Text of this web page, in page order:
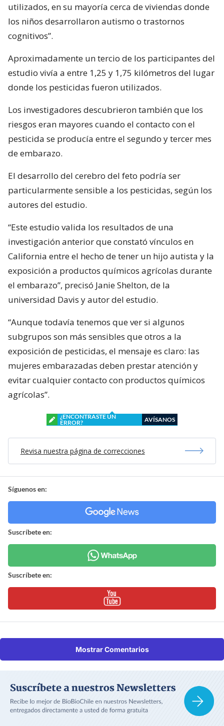
utilizados, en su mayoría cerca de viviendas donde
los niños desarrollaron autismo o trastornos
cognitivos”.
Aproximadamente un tercio de los participantes del
estudio vivía a entre 1,25 y 1,75 kilómetros del lugar
donde los pesticidas fueron utilizados.
Los investigadores descubrieron también que los
riesgos eran mayores cuando el contacto con el
pesticida se producía entre el segundo y tercer mes
de embarazo.
El desarrollo del cerebro del feto podría ser
particularmente sensible a los pesticidas, según los
autores del estudio.
“Este estudio valida los resultados de una
investigación anterior que constató vínculos en
California entre el hecho de tener un hijo autista y la
exposición a productos químicos agrícolas durante
el embarazo”, precisó Janie Shelton, de la
universidad Davis y autor del estudio.
“Aunque todavía tenemos que ver si algunos
subgrupos son más sensibles que otros a la
exposición de pesticidas, el mensaje es claro: las
mujeres embarazadas deben prestar atención y
evitar cualquier contacto con productos químicos
agrícolas”.
¿ENCONTRASTE UN
ERROR?
AVÍSANOS
Revisa nuestra página de correcciones
Síguenos en:
Suscríbete en:
Suscríbete en:
Mostrar Comentarios